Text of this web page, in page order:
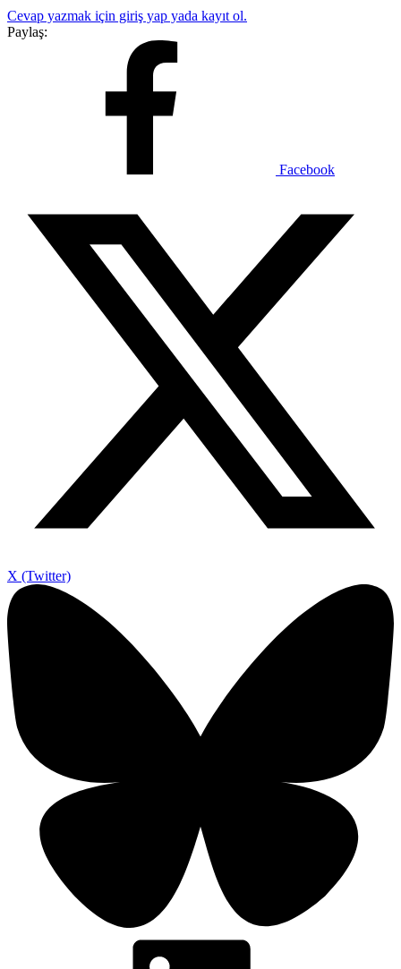
Cevap yazmak için giriş yap yada kayıt ol.
Paylaş:
Facebook
X (Twitter)